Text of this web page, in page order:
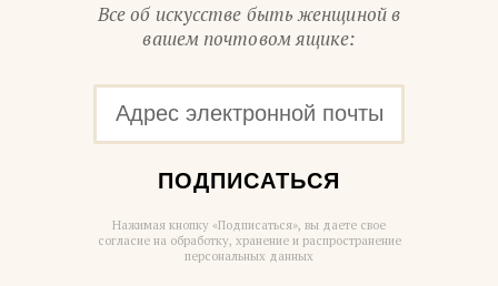
Все об искусстве быть женщиной в
вашем почтовом ящике:
ПОДПИСАТЬСЯ
Нажимая кнопку «Подписаться», вы даете свое
согласие на обработку, хранение и распространение
персональных данных